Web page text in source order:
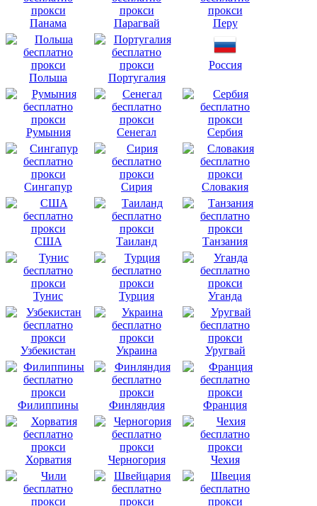
Панама Парагвай Перу
Польша Португалия
Россия
Румыния Сенегал Сербия
Сингапур Сирия Словакия
США Таиланд Танзания
Тунис Турция Уганда
Узбекистан Украина Уругвай
Филиппины Финляндия Франция
Хорватия Черногория Чехия